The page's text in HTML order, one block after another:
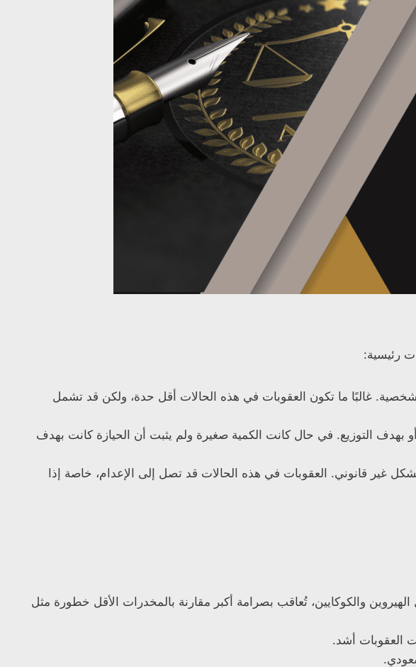
رئيسية:
غالبًا ما تكون العقوبات في هذه الحالات أقل حدة، ولكن قد تشمل
التوزيع. في حال كانت الكمية صغيرة ولم يثبت أن الحيازة كانت بهدف
غير قانوني. العقوبات في هذه الحالات قد تصل إلى الإعدام، خاصة إذا
والكوكايين، تُعاقب بصرامة أكبر مقارنة بالمخدرات الأقل خطورة مثل
العقوبات أشد.